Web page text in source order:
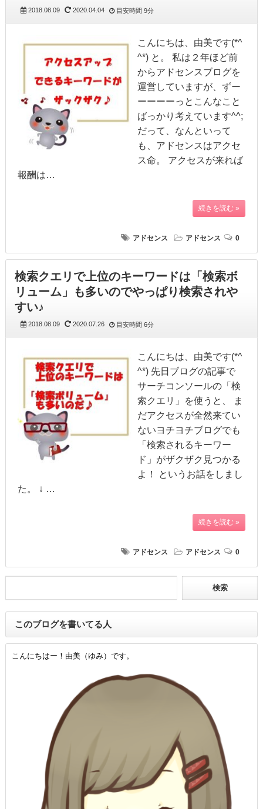
2018.08.09 2020.04.04 目安時間 9分
こんにちは、由美です(*^
^*) と。 私は２年ほど前
からアドセンスブログを
運営していますが、ずー
ーーーーっとこんなこと
ばっかり考えています^^;
だって、なんといって
も、アドセンスはアクセ
ス命。 アクセスが来れば
報酬は…
続きを読む »
アドセンス アドセンス 0
検索クエリで上位のキーワードは「検索ボ
リューム」も多いのでやっぱり検索されや
すい♪
2018.08.09 2020.07.26 目安時間 6分
こんにちは、由美です(*^
^*) 先日ブログの記事で
サーチコンソールの「検
索クエリ」を使うと、 ま
だアクセスが全然来てい
ないヨチヨチブログでも
「検索されるキーワー
ド」がザクザク見つかる
よ！ というお話をしまし
た。 ↓ …
続きを読む »
アドセンス アドセンス 0
このブログを書いてる人
こんにちはー！由美（ゆみ）です。